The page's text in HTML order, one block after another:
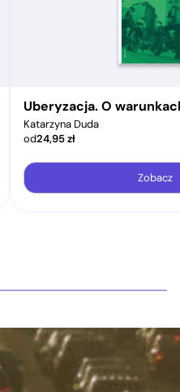
Uberyzacja. O
Katarzyna Duda
od24,95zł
Zobacz